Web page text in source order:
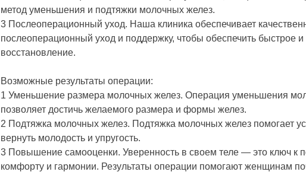
метод уменьшения и подтяжки молочных желез.
3 Послеоперационный уход. Наша клиника обеспечивает
послеоперационный уход и поддержку, чтобы обеспечить быстрое
восстановление.
Возможные результаты операции:
1 Уменьшение размера молочных желез. Операция уменьшения
позволяет достичь желаемого размера и формы желез.
2 Подтяжка молочных желез. Подтяжка молочных желез помогает
вернуть молодость и упругость.
3 Повышение самооценки. Уверенность в своем теле — это ключ к
комфорту и гармонии. Результаты операции помогают женщинам